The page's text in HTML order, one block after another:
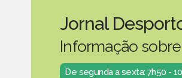
Jornal
Informação
De segunda a sexta: 7h50 -